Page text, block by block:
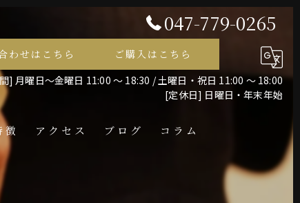
047-779-0265
わせはこちら
ご購入はこちら
] 月曜日～金曜日 11:00 ～ 18:30 / 土曜日・祝日 11:00 ～ 18:00
[定休日] 日曜日・年末年始
徴 アクセス ブログ コラム